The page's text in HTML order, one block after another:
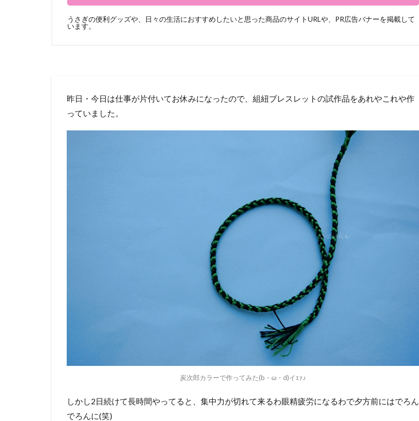
うさぎの便利グッズや、日々の生活におすすめしたいと思った商品のサイトURLや、PR広告バナーを掲載して
います。
昨日・今日は仕事が片付いてお休みになったので、組紐ブレスレットの試作品をあれやこれや作
っていました。
炭次郎カラーで作ってみた(b・ω・d)イｪｧ♪
しかし2日続けて長時間やってると、集中力が切れて来るわ眼精疲労になるわで夕方前にはでろん
でろんに(笑)